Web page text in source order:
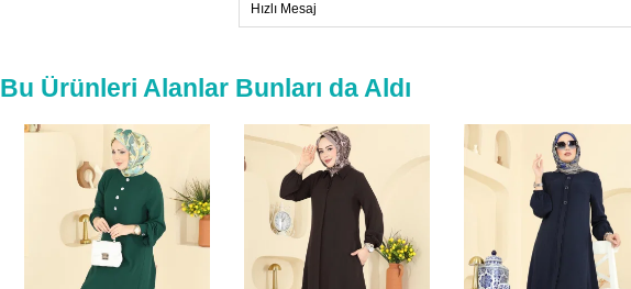
PANTOLON BEDEN
Hızlı Mesaj
Bu Ürünleri Alanlar Bunları da Aldı